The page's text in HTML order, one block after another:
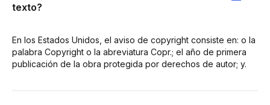
texto?
En los Estados Unidos, el aviso de copyright consiste en: o la
palabra Copyright o la abreviatura Copr.; el año de primera
publicación de la obra protegida por derechos de autor; y.